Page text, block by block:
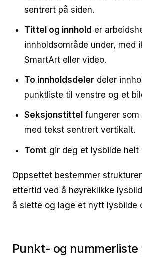
sentrert på siden.
Tittel og innhold er
innholdsområde under,
SmartArt eller video.
To innholdsdeler deler
punktliste til venstre og et
Seksjonstittel fungerer
med tekst sentrert vertikalt.
Tomt gir deg et lysbilde helt
Oppsettet bestemmer
ettertid ved å høyreklikke
å slette og lage et nytt lysbilde
Punkt- og nummerliste